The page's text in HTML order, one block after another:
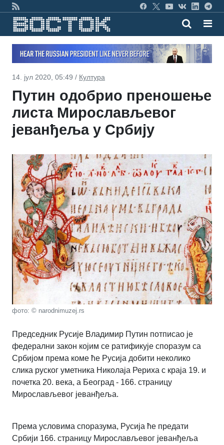
14. јул 2020, 05:49 / Култура
Путин одобрио преношење
листа Мирослављевог
јеванђеља у Србију
фото: © narodnimuzej.rs
Председник Русије Владимир Путин потписао је
федерални закон којим се ратификује споразум са
Србијом према коме ће Русија добити неколико
слика руског уметника Николаја Рериха с краја 19. и
почетка 20. века, а Београд - 166. страницу
Мирослављевог јеванђеља.
Према условима споразума, Русија ће предати
Србији 166. страницу Мирослављевог јеванђеља